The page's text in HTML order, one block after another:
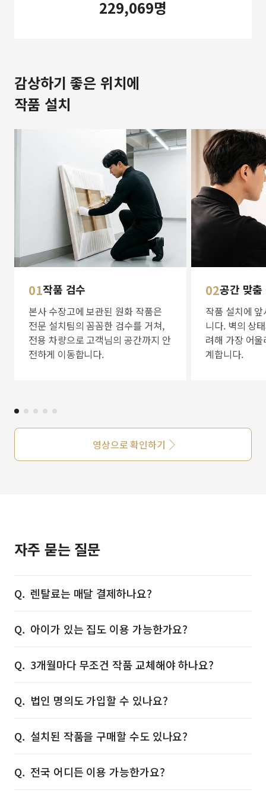
229,069명
감상하기 좋은 위치에
작품 설치
01작품 검수
본사 수장고에 보관된 원화 작품은
전문 설치팀의 꼼꼼한 검수를 거쳐,
전용 차량으로 고객님의 공간까지 안
전하게 이동합니다.
02공간 맞
작품 설치에
니다. 벽의 상
려해 가장 어
계합니다.
영상으로 확인하기
자주 묻는 질문
렌탈료는 매달 결제하나요?
아이가 있는 집도 이용 가능한가요?
3개월마다 무조건 작품 교체해야 하나요?
법인 명의도 가입할 수 있나요?
설치된 작품을 구매할 수도 있나요?
전국 어디든 이용 가능한가요?